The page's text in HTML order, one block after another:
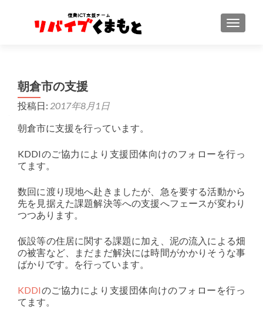
ナビゲ
朝倉市の支援
投稿日: 2017年8月1日
朝倉市に支援を行っています。
KDDIのご協力により支援団体向けのフォローを行っ
てます。
数回に渡り現地へ赴きましたが、急を要する活動から
先を見据えた課題解決等への支援へフェースが変わり
つつあります。
仮設等の住居に関する課題に加え、泥の流入による畑
の被害など、まだまだ解決には時間がかかりそうな事
ばかりです。を行っています。
KDDIのご協力により支援団体向けのフォローを行っ
てます。